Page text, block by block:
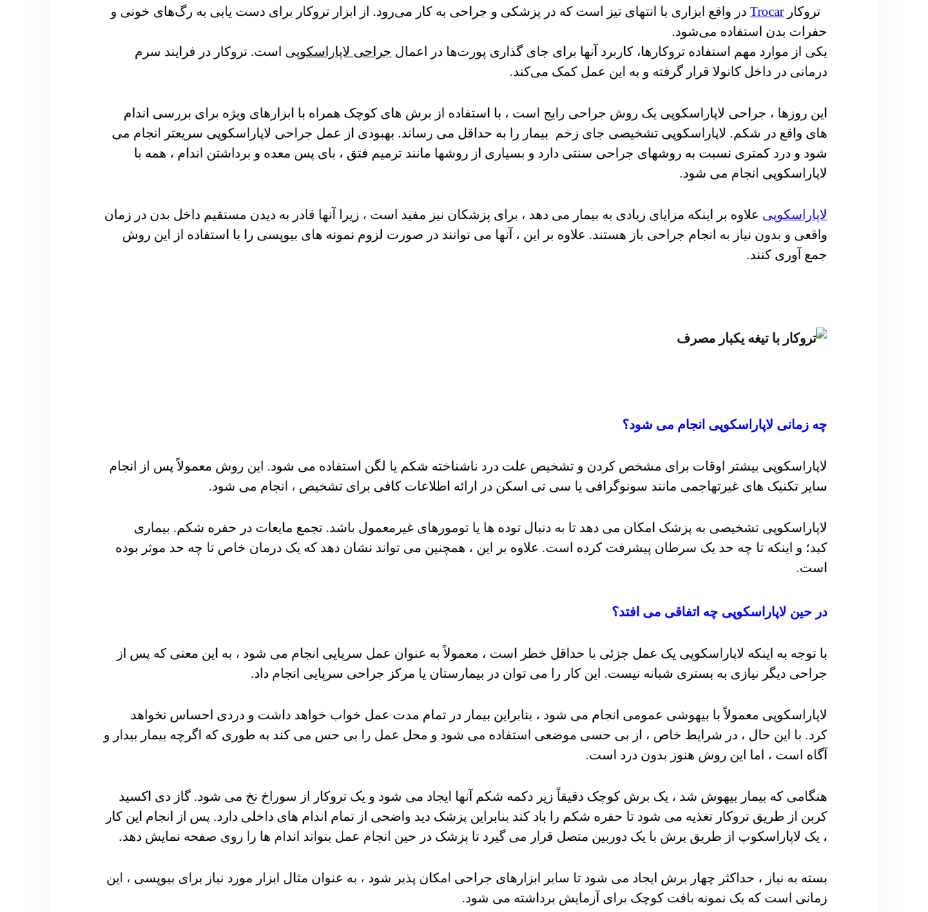
تروکارTrocarدر واقع ا بزاری با انتهای تیز است که در پزشکی و جراحی به کار می‌رود. از ابزار تروکار برای دست یابی به رگ‌های خونی و
حفرات بدن استفاده می‌شود.
یکی از موارد مهم استفاده تروکارها، کاربرد آنها برای جای گذاری پورت‌ها در اعمال جراحی لاپاراسکوپی است. تروکار در فرایند سرم
درمانی در داخل کانولا قرار گرفته و به این عمل کمک می‌کند.
این روزها ، جراحی لاپاراسکوپی یک روش جراحی رایج است ، با استفاده از برش های کوچک همراه با ابزارهای ویژه برای بررسی اندام
های واقع در شکم. لاپاراسکوپی تشخیصی جای زخم بیمار را به حداقل می رساند. بهبودی از عمل جراحی لاپاراسکوپی سریعتر انجام می
شود و درد کمتری نسبت به روشهای جراحی سنتی دارد و بسیاری از روشها مانند ترمیم فتق ، بای پس معده و برداشتن اندام ، همه با
لاپاراسکوپی انجام می شود.
لاپاراسکوپی علاوه بر اینکه مزایای زیادی به بیمار می دهد ، برای پزشکان نیز مفید است ، زیرا آنها قادر به دیدن مستقیم داخل بدن در زمان
واقعی و بدون نیاز به انجام جراحی باز هستند. علاوه بر این ، آنها می توانند در صورت لزوم نمونه های بیوپسی را با استفاده از این روش
جمع آوری کنند.
چه زمانی لاپاراسکوپی انجام می شود؟
لاپاراسکوپی بیشتر اوقات برای مشخص کردن و تشخیص علت درد ناشناخته شکم یا لگن استفاده می شود. این روش معمولاً پس از انجام
سایر تکنیک های غیرتهاجمی مانند سونوگرافی یا سی تی اسکن در ارائه اطلاعات کافی برای تشخیص ، انجام می شود.
لاپاراسکوپی تشخیصی به پزشک امکان می دهد تا به دنبال توده ها یا تومورهای غیرمعمول باشد. تجمع مایعات در حفره شکم. بیماری
کبد؛ و اینکه تا چه حد یک سرطان پیشرفت کرده است. علاوه بر این ، همچنین می تواند نشان دهد که یک درمان خاص تا چه حد موثر بوده
است.
در حین لاپاراسکوپی چه اتفاقی می افتد؟
با توجه به اینکه لاپاراسکوپی یک عمل جزئی با حداقل خطر است ، معمولاً به عنوان عمل سرپایی انجام می شود ، به این معنی که پس از
جراحی دیگر نیازی به بستری شبانه نیست. این کار را می توان در بیمارستان یا مرکز جراحی سرپایی انجام داد.
لاپاراسکوپی معمولاً با بیهوشی عمومی انجام می شود ، بنابراین بیمار در تمام مدت عمل خواب خواهد داشت و دردی احساس نخواهد
کرد. با این حال ، در شرایط خاص ، از بی حسی موضعی استفاده می شود و محل عمل را بی حس می کند به طوری که اگرچه بیمار بیدار و
آگاه است ، اما این روش هنوز بدون درد است.
هنگامی که بیمار بیهوش شد ، یک برش کوچک دقیقاً زیر دکمه شکم آنها ایجاد می شود و یک تروکار از سوراخ نخ می شود. گاز دی اکسید
کربن از طریق تروکار تغذیه می شود تا حفره شکم را باد کند بنابراین پزشک دید واضحی از تمام اندام های داخلی دارد. پس از انجام این کار
، یک لاپاراسکوپ از طریق برش با یک دوربین متصل قرار می گیرد تا پزشک در حین انجام عمل بتواند اندام ها را روی صفحه نمایش دهد.
بسته به نیاز ، حداکثر چهار برش ایجاد می شود تا سایر ابزارهای جراحی امکان پذیر شود ، به عنوان مثال ابزار مورد نیاز برای بیوپسی ، این
زمانی است که یک نمونه بافت کوچک برای آزمایش برداشته می شود.